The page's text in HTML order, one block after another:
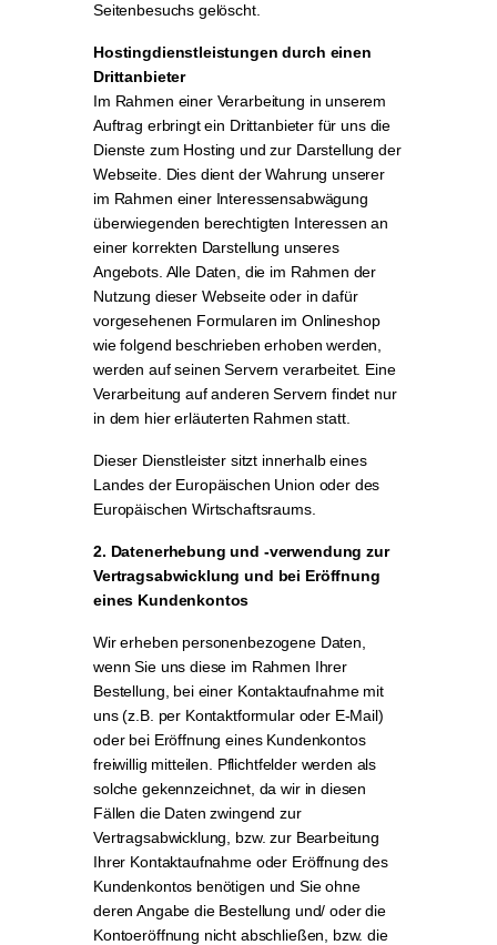
Seitenbesuchs gelöscht.
Hostingdienstleistungen durch einen
Drittanbieter
Im Rahmen einer Verarbeitung in unserem
Auftrag erbringt ein Drittanbieter für uns die
Dienste zum Hosting und zur Darstellung der
Webseite. Dies dient der Wahrung unserer
im Rahmen einer Interessensabwägung
überwiegenden berechtigten Interessen an
einer korrekten Darstellung unseres
Angebots. Alle Daten, die im Rahmen der
Nutzung dieser Webseite oder in dafür
vorgesehenen Formularen im Onlineshop
wie folgend beschrieben erhoben werden,
werden auf seinen Servern verarbeitet. Eine
Verarbeitung auf anderen Servern findet nur
in dem hier erläuterten Rahmen statt.
Dieser Dienstleister sitzt innerhalb eines
Landes der Europäischen Union oder des
Europäischen Wirtschaftsraums.
2. Datenerhebung und -verwendung zur
Vertragsabwicklung und bei Eröffnung
eines Kundenkontos
Wir erheben personenbezogene Daten,
wenn Sie uns diese im Rahmen Ihrer
Bestellung, bei einer Kontaktaufnahme mit
uns (z.B. per Kontaktformular oder E-Mail)
oder bei Eröffnung eines Kundenkontos
freiwillig mitteilen. Pflichtfelder werden als
solche gekennzeichnet, da wir in diesen
Fällen die Daten zwingend zur
Vertragsabwicklung, bzw. zur Bearbeitung
Ihrer Kontaktaufnahme oder Eröffnung des
Kundenkontos benötigen und Sie ohne
deren Angabe die Bestellung und/ oder die
Kontoeröffnung nicht abschließen, bzw. die